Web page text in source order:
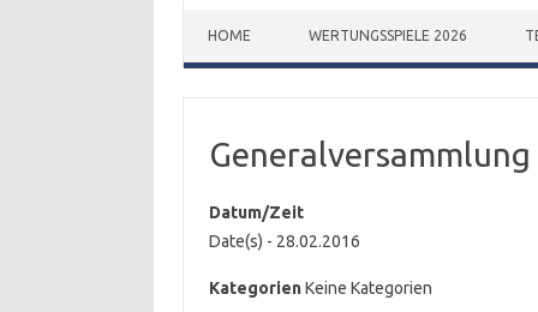
HOME WERTUNGSSPIELE 2026
Generalversammlung
Datum/Zeit
Date(s) - 28.02.2016
KategorienKeine Kategorien